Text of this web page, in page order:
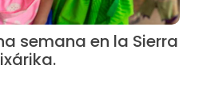
semana en la Sierra